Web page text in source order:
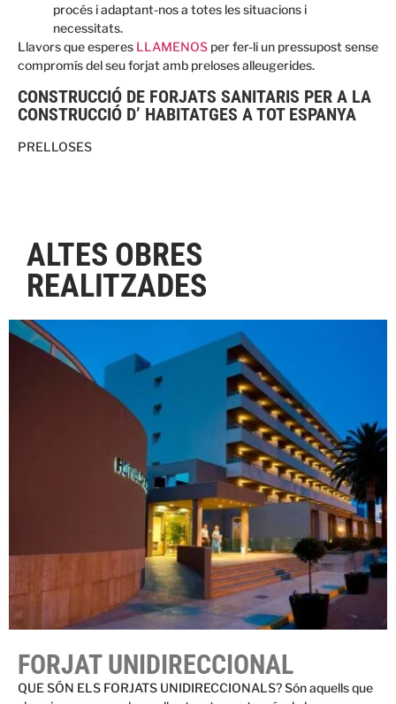
procés i adaptant-nos a totes les situacions i
necessitats.
Llavors que esperes LLAMENOS per fer-li un pressupost sense
compromís del seu forjat amb preloses alleugerides.
CONSTRUCCIÓ DE FORJATS SANITARIS PER A LA
CONSTRUCCIÓ D’ HABITATGES A TOT ESPANYA
PRELLOSES
ALTES OBRES
REALITZADES
FORJAT UNIDIRECCIONAL
QUE SÓN ELS FORJATS UNIDIRECCIONALS? Són aquells que